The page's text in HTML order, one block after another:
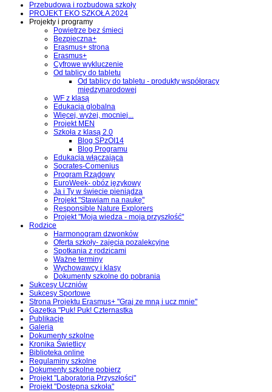
Przebudowa i rozbudowa szkoły
PROJEKT EKO SZKOŁA 2024
Projekty i programy
Powietrze bez śmieci
Bezpieczna+
Erasmus+ strona
Erasmus+
Cyfrowe wykluczenie
Od tablicy do tabletu
Od tablicy do tabletu - produkty współpracy
międzynarodowej
WF z klasą
Edukacja globalna
Więcej, wyżej, mocniej...
Projekt MEN
Szkoła z klasą 2.0
Blog SPzOI14
Blog Programu
Edukacja włączająca
Socrates-Comenius
Program Rządowy
EuroWeek- obóz językowy
Ja i Ty w świecie pieniądza
Projekt "Stawiam na naukę"
Responsible Nature Explorers
Projekt "Moja wiedza - moja przyszłość"
Rodzice
Harmonogram dzwonków
Oferta szkoły- zajęcia pozalekcyjne
Spotkania z rodzicami
Ważne terminy
Wychowawcy i klasy
Dokumenty szkolne do pobrania
Sukcesy Uczniów
Sukcesy Sportowe
Strona Projektu Erasmus+ "Graj ze mną i ucz mnie"
Gazetka "Puk! Puk! Czternastka
Publikacje
Galeria
Dokumenty szkolne
Kronika Świetlicy
Biblioteka online
Regulaminy szkolne
Dokumenty szkolne pobierz
Projekt "Laboratoria Przyszłości"
Projekt "Dostępna szkoła"